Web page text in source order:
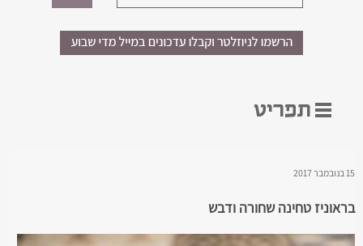
15 בנובמבר 2017
בראוניז טחינה שחורה ודבש